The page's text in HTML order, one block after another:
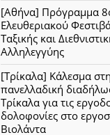
[Αθήνα] Πρόγραμμα
Ελευθεριακού
Ταξικής και
Αλληλεγγύης
[Τρίκαλα] Κάλεσμα
πανελλαδική
Τρίκαλα για τις
δολοφονίες στο
Βιολάντα